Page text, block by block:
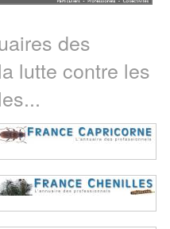
des
lutte contre les